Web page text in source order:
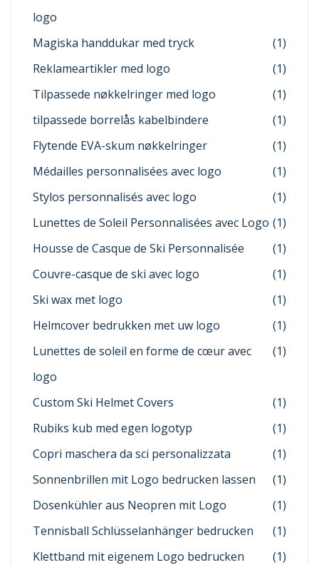
logo
Magiska handdukar med tryck
(1)
Reklameartikler med logo
(1)
Tilpassede nøkkelringer med logo
(1)
tilpassede borrelås kabelbindere
(1)
Flytende EVA-skum nøkkelringer
(1)
Médailles personnalisées avec logo
(1)
Stylos personnalisés avec logo
(1)
Lunettes de Soleil Personnalisées avec Logo (1)
Housse de Casque de Ski Personnalisée
(1)
Couvre-casque de ski avec logo
(1)
Ski wax met logo
(1)
Helmcover bedrukken met uw logo
(1)
Lunettes de soleil en forme de cœur avec
logo
(1)
Custom Ski Helmet Covers
(1)
Rubiks kub med egen logotyp
(1)
Copri maschera da sci personalizzata
(1)
Sonnenbrillen mit Logo bedrucken lassen
(1)
Dosenkühler aus Neopren mit Logo
(1)
Tennisball Schlüsselanhänger bedrucken
(1)
Klettband mit eigenem Logo bedrucken
(1)